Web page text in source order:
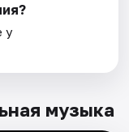
у
музыка